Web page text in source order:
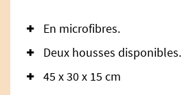
En microfibres.
Deux housses disponibles.
45 x 30 x 15 cm